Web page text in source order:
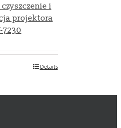
i
projektora
7230
Details